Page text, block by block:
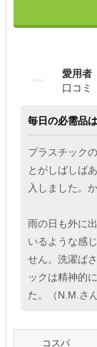
愛用者
口コミ
毎日の必需品
プラスチック
とがしばしば
入しました。
雨の日も外に
いるような感
せん。洗濯ば
ックは精神的
た。（N.M.さ
コスパ